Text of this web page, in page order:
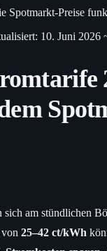
Spotmarkt-Preise
10. Juni 2026
am stündlichen
25–42 ct/kWh